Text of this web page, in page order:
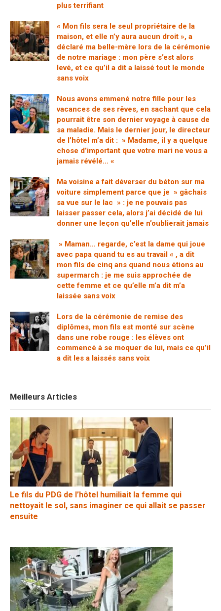
plus terrifiant
« Mon fils sera le seul propriétaire de la
maison, et elle n’y aura aucun droit », a
déclaré ma belle-mère lors de la cérémonie
de notre mariage : mon père s’est alors
levé, et ce qu’il a dit a laissé tout le monde
sans voix
Nous avons emmené notre fille pour les
vacances de ses rêves, en sachant que cela
pourrait être son dernier voyage à cause de
sa maladie. Mais le dernier jour, le directeur
de l’hôtel m’a dit : » Madame, il y a quelque
chose d’important que votre mari ne vous a
jamais révélé… «
Ma voisine a fait déverser du béton sur ma
voiture simplement parce que je » gâchais
sa vue sur le lac » : je ne pouvais pas
laisser passer cela, alors j’ai décidé de lui
donner une leçon qu’elle n’oublierait jamais
» Maman… regarde, c’est la dame qui joue
avec papa quand tu es au travail « , a dit
mon fils de cinq ans quand nous étions au
supermarch : je me suis approchée de
cette femme et ce qu’elle m’a dit m’a
laissée sans voix
Lors de la cérémonie de remise des
diplômes, mon fils est monté sur scène
dans une robe rouge : les élèves ont
commencé à se moquer de lui, mais ce qu’il
a dit les a laissés sans voix
Meilleurs Articles
Le fils du PDG de l’hôtel humiliait la femme qui
nettoyait le sol, sans imaginer ce qui allait se passer
ensuite